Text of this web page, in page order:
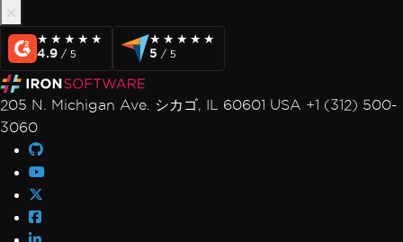
★★★★★
★★★★★
4.9 / 5
★★★★★
★★★★★
5 / 5
205 N. Michigan Ave. シカゴ, IL 60601 USA +1 (312) 500-
3060